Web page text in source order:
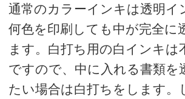
白版についてを詳しく動画でご紹介してお
ります。